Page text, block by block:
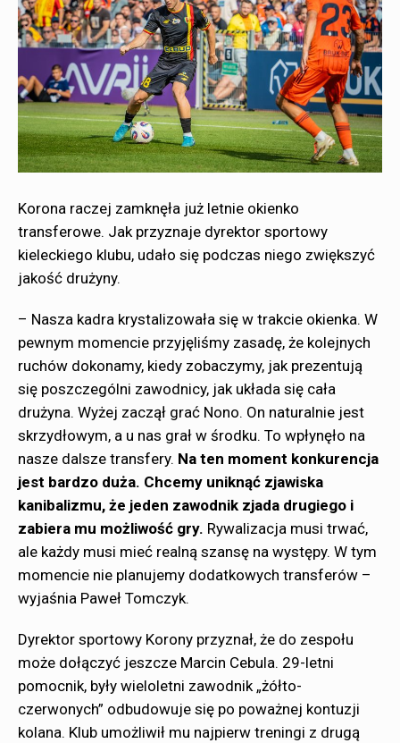
Korona raczej zamknęła już letnie okienko
transferowe. Jak przyznaje dyrektor sportowy
kieleckiego klubu, udało się podczas niego zwiększyć
jakość drużyny.
– Nasza kadra krystalizowała się w trakcie okienka. W
pewnym momencie przyjęliśmy zasadę, że kolejnych
ruchów dokonamy, kiedy zobaczymy, jak prezentują
się poszczególni zawodnicy, jak układa się cała
drużyna. Wyżej zaczął grać Nono. On naturalnie jest
skrzydłowym, a u nas grał w środku. To wpłynęło na
nasze dalsze transfery. Na ten moment konkurencja
jest bardzo duża. Chcemy uniknąć zjawiska
kanibalizmu, że jeden zawodnik zjada drugiego i
zabiera mu możliwość gry. Rywalizacja musi trwać,
ale każdy musi mieć realną szansę na występy. W tym
momencie nie planujemy dodatkowych transferów –
wyjaśnia Paweł Tomczyk.
Dyrektor sportowy Korony przyznał, że do zespołu
może dołączyć jeszcze Marcin Cebula. 29-letni
pomocnik, były wieloletni zawodnik „żółto-
czerwonych” odbudowuje się po poważnej kontuzji
kolana. Klub umożliwił mu najpierw treningi z drugą